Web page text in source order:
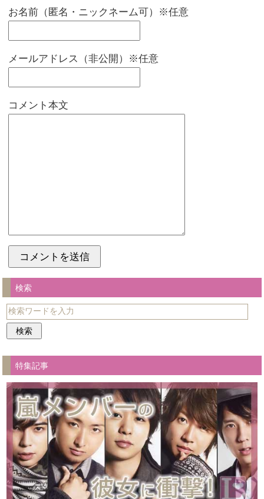
お名前（匿名・ニックネーム可）※任意
メールアドレス（非公開）※任意
コメント本文
検索
特集記事